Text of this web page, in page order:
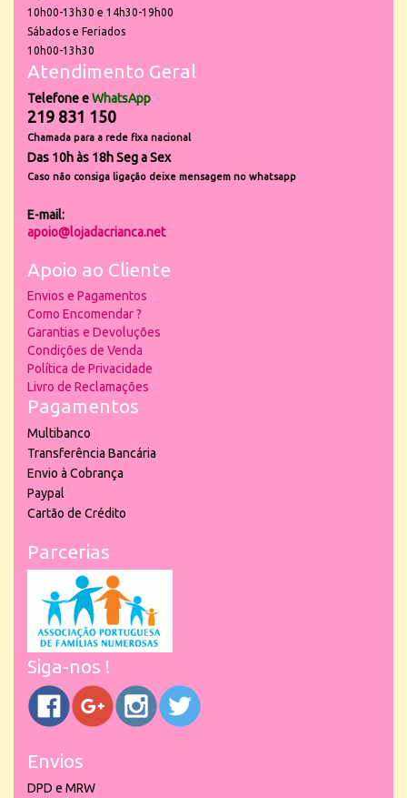
10h00-13h30 e 14h30-19h00
Sábados e Feriados
10h00-13h30
Atendimento Geral
Telefone eWhatsApp
219 831 150
Chamada para a rede fixa nacional
Das 10h às 18h Seg a Sex
Caso não consiga ligação deixe mensagem no whatsapp
E-mail:
apoio@lojadacrianca.net
Apoio ao Cliente
Envios e Pagamentos
Como Encomendar ?
Garantias e Devoluções
Condições de Venda
Política de Privacidade
Livro de Reclamações
Pagamentos
Multibanco
Transferência Bancária
Envio à Cobrança
Paypal
Cartão de Crédito
Parcerias
Siga-nos !
Envios
DPD e MRW